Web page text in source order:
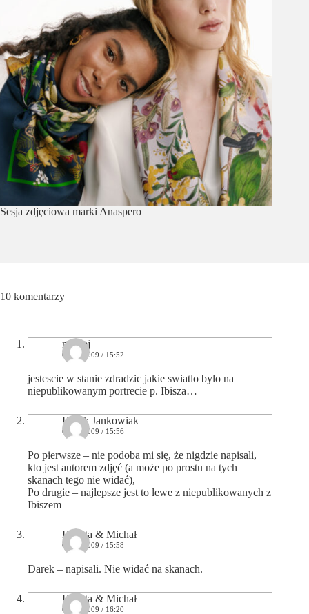
Sesja zdjęciowa marki Anaspero
10 komentarzy
maciej
06/11/2009 / 15:52
jestescie w stanie zdradzic jakie swiatlo bylo na
niepublikowanym portrecie p. Ibisza…
Darek Jankowiak
06/11/2009 / 15:56
Po pierwsze – nie podoba mi się, że nigdzie napisali,
kto jest autorem zdjęć (a może po prostu na tych
skanach tego nie widać),
Po drugie – najlepsze jest to lewe z niepublikowanych z
Ibiszem
Dorota & Michał
06/11/2009 / 15:58
Darek – napisali. Nie widać na skanach.
Dorota & Michał
06/11/2009 / 16:20